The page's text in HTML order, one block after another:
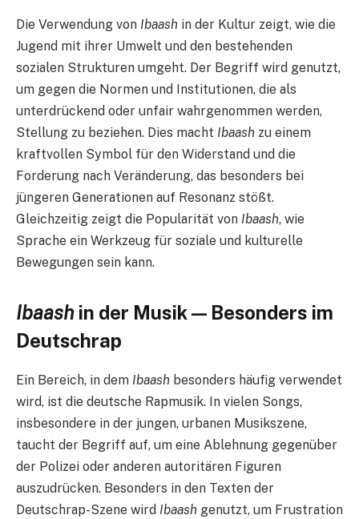
Die Verwendung von Ibaash in der Kultur zeigt, wie die
Jugend mit ihrer Umwelt und den bestehenden
sozialen Strukturen umgeht. Der Begriff wird genutzt,
um gegen die Normen und Institutionen, die als
unterdrückend oder unfair wahrgenommen werden,
Stellung zu beziehen. Dies macht Ibaash zu einem
kraftvollen Symbol für den Widerstand und die
Forderung nach Veränderung, das besonders bei
jüngeren Generationen auf Resonanz stößt.
Gleichzeitig zeigt die Popularität von Ibaash, wie
Sprache ein Werkzeug für soziale und kulturelle
Bewegungen sein kann.
Ibaashin der Musik — Besonders im
Deutschrap
Ein Bereich, in dem Ibaash besonders häufig verwendet
wird, ist die deutsche Rapmusik. In vielen Songs,
insbesondere in der jungen, urbanen Musikszene,
taucht der Begriff auf, um eine Ablehnung gegenüber
der Polizei oder anderen autoritären Figuren
auszudrücken. Besonders in den Texten der
Deutschrap-Szene wird Ibaash genutzt, um Frustration